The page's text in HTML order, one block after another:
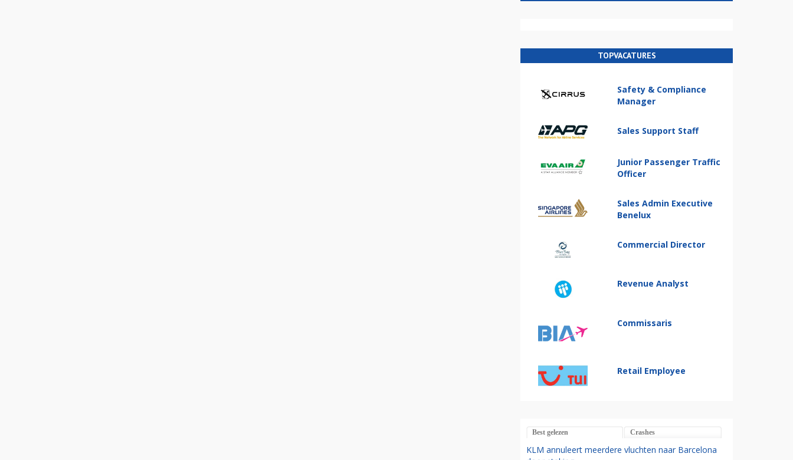
TOPVACATURES
Safety & Compliance
Manager
Sales Support Staff
Junior Passenger Traffic
Officer
Sales Admin Executive
Benelux
Commercial Director
Revenue Analyst
Commissaris
Retail Employee
Best gelezen Crashes
KLM annuleert meerdere vluchten naar Barcelona